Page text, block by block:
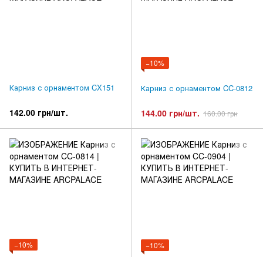
Карниз с орнаментом CX151
142.00 грн/шт.
−10%
Карниз с орнаментом CC-0812
144.00 грн/шт. 160.00 грн
−10% −10%